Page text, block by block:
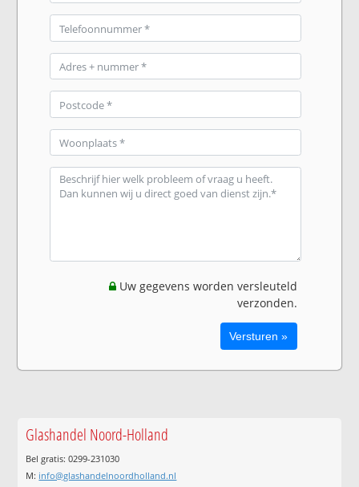
Uw gegevens worden versleuteld
verzonden.
Glashandel Noord-Holland
Bel gratis: 0299-231030
M: info@glashandelnoordholland.nl